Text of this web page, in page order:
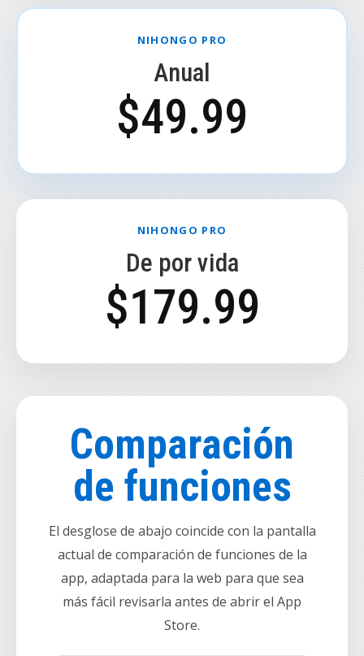
NIHONGO PRO
Anual
$49.99
NIHONGO PRO
De por vida
$179.99
Comparación
de funciones
El desglose de abajo coincide con la pantalla
actual de comparación de funciones de la
app, adaptada para la web para que sea
más fácil revisarla antes de abrir el App
Store.